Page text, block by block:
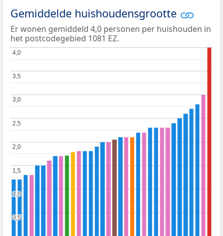
Gemiddelde huishoudensgrootte
Er wonen gemiddeld 4,0 personen per huishouden in
het postcodegebied 1081 EZ.
0,5
0,5
1,0
1,0
1,5
1,5
2,0
2,0
2,5
2,5
3,0
3,0
3,5
3,5
4,0
4,0